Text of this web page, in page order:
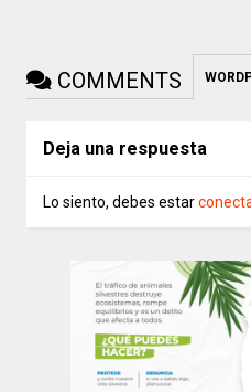
COMMENTS
Deja una respuesta
Lo siento, debes estar